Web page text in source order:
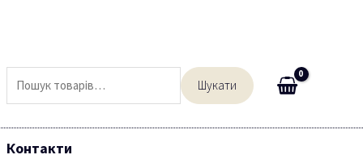
Шукати
Контакти